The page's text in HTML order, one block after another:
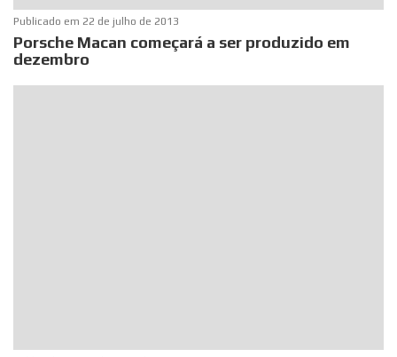
Publicado em 22 de julho de 2013
Porsche Macan começará a ser produzido em
dezembro